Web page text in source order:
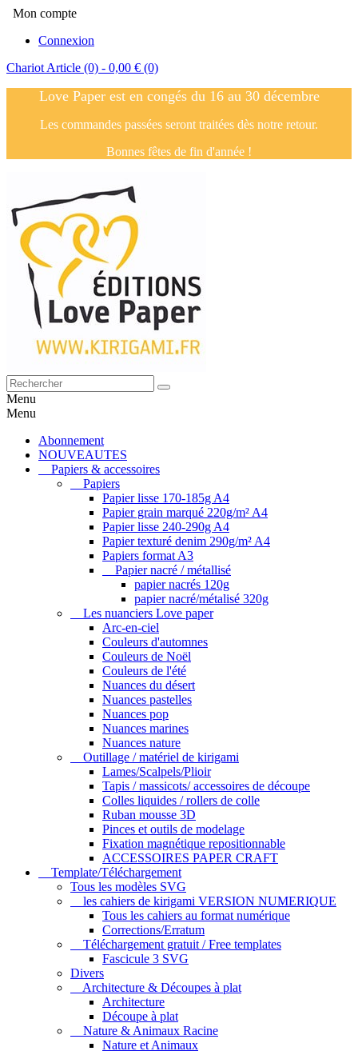
Mon compte
Connexion
Chariot Article (0) - 0,00 € (0)
Love Paper est en congés du 16 au 30 décembre
Les commandes passées seront traitées dès notre retour.
Bonnes fêtes de fin d'année !
Menu
Menu
Abonnement
NOUVEAUTES
Papiers & accessoires
Papiers
Papier lisse 170-185g A4
Papier grain marqué 220g/m² A4
Papier lisse 240-290g A4
Papier texturé denim 290g/m² A4
Papiers format A3
Papier nacré / métallisé
papier nacrés 120g
papier nacré/métalisé 320g
Les nuanciers Love paper
Arc-en-ciel
Couleurs d'automnes
Couleurs de Noël
Couleurs de l'été
Nuances du désert
Nuances pastelles
Nuances pop
Nuances marines
Nuances nature
Outillage / matériel de kirigami
Lames/Scalpels/Plioir
Tapis / massicots/ accessoires de découpe
Colles liquides / rollers de colle
Ruban mousse 3D
Pinces et outils de modelage
Fixation magnétique repositionnable
ACCESSOIRES PAPER CRAFT
Template/Téléchargement
Tous les modèles SVG
les cahiers de kirigami VERSION NUMERIQUE
Tous les cahiers au format numérique
Corrections/Erratum
Téléchargement gratuit / Free templates
Fascicule 3 SVG
Divers
Architecture & Découpes à plat
Architecture
Découpe à plat
Nature & Animaux Racine
Nature et Animaux